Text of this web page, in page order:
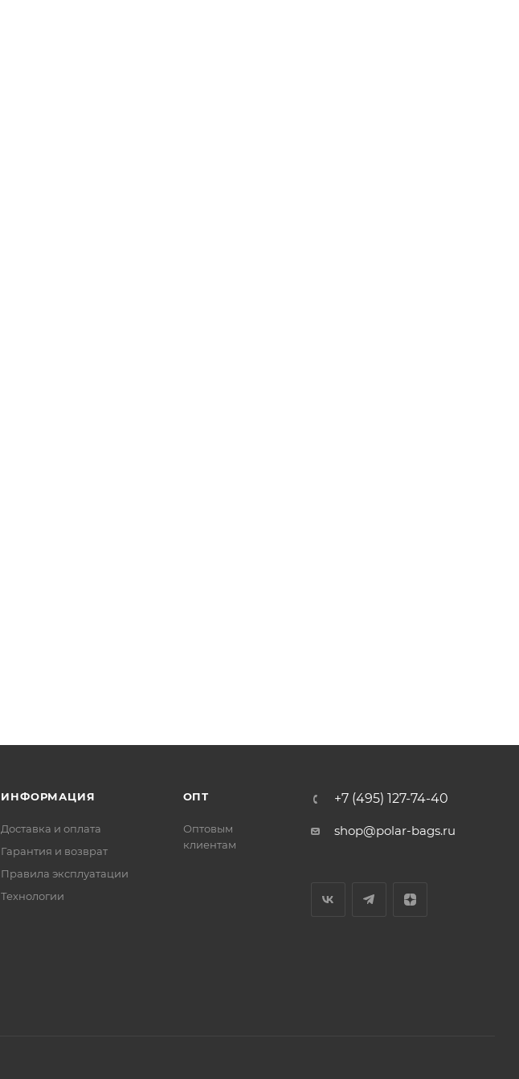
ИНФОРМАЦИЯ
Доставка и оплата
Гарантия и возврат
Правила эксплуатации
Технологии
ОПТ
Оптовым
клиентам
+7 (495) 127-74-40
shop@polar-bags.ru